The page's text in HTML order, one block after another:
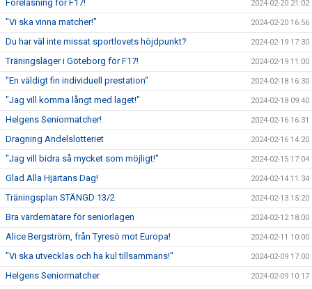
Föreläsning för F17! 2024-02-20 21:02
"Vi ska vinna matcher!" 2024-02-20 16:56
Du har väl inte missat sportlovets höjdpunkt? 2024-02-19 17:30
Träningsläger i Göteborg för F17! 2024-02-19 11:00
"En väldigt fin individuell prestation" 2024-02-18 16:30
"Jag vill komma långt med laget!" 2024-02-18 09:40
Helgens Seniormatcher! 2024-02-16 16:31
Dragning Andelslotteriet 2024-02-16 14:20
"Jag vill bidra så mycket som möjligt!" 2024-02-15 17:04
Glad Alla Hjärtans Dag! 2024-02-14 11:34
Träningsplan STÄNGD 13/2 2024-02-13 15:20
Bra värdemätare för seniorlagen 2024-02-12 18:00
Alice Bergström, från Tyresö mot Europa! 2024-02-11 10:00
"Vi ska utvecklas och ha kul tillsammans!" 2024-02-09 17:00
Helgens Seniormatcher 2024-02-09 10:17